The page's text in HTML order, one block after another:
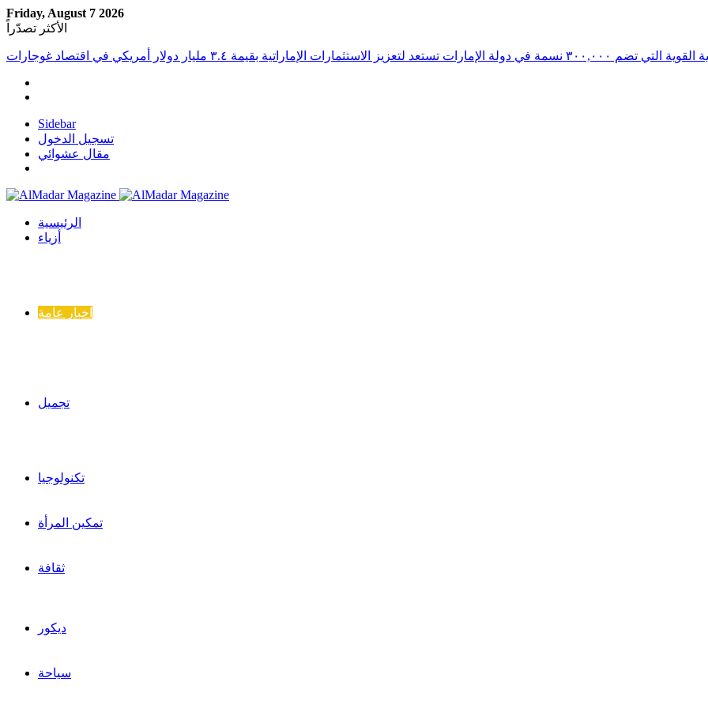
Friday, August 7 2026
الأكثر تصدّراً
الاستثمارات الإماراتية بقيمة ٣.٤ مليار دولار أمريكي في اقتصاد غوجارات
Sidebar
تسجيل الدخول
مقال عشوائي
الرئيسية
أزياء
اخبار عامة
تجميل
تكنولوجيا
تمكين المرأة
ثقافة
ديكور
سياحة